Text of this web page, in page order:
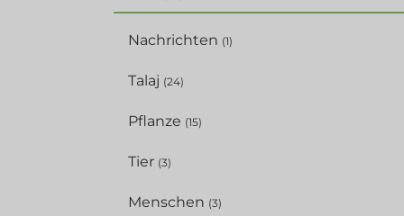
Nachrichten (1)
Talaj (24)
Pflanze (15)
Tier (3)
Menschen (3)